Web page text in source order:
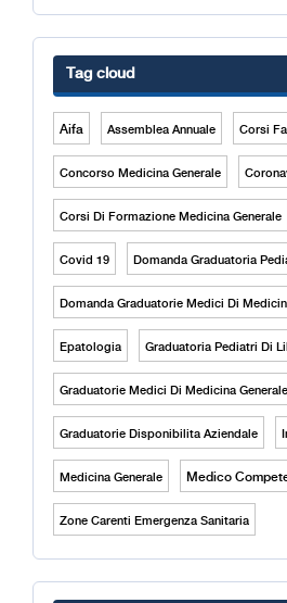
Tag cloud
Aifa Assemblea Annuale Corsi
Concorso Medicina Generale
Corsi Di Formazione Medicina Generale
Covid 19 Domanda Graduatoria
Domanda Graduatorie Medici Di
Epatologia Graduatoria Pediatri Di
Graduatorie Medici Di Medicina Generale
Graduatorie Disponibilita Aziendale
Medicina Generale Medico
Zone Carenti Emergenza Sanitaria